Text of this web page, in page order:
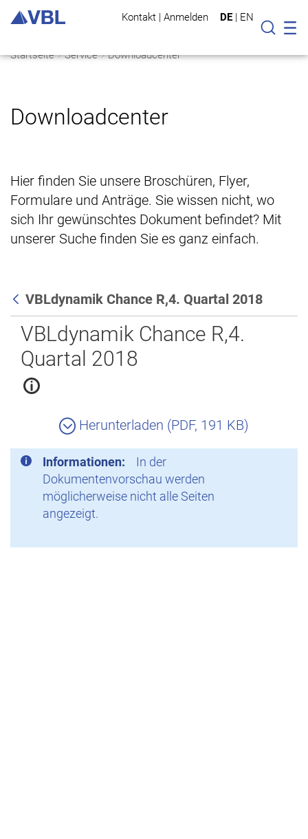
Kontakt | Anmelden DE | EN
Suche
Startseite Service Downloadcenter
Downloadcenter
Hier finden Sie unsere Broschüren, Flyer,
Formulare und Anträge. Sie wissen nicht, wo
sich Ihr gewünschtes Dokument befindet? Mit
unserer Suche finden Sie es ganz einfach.
Zurück
VBLdynamik Chance R,4. Quartal 2018
VBLdynamik Chance R,4.
Quartal 2018
Herunterladen (PDF, 191 KB)
Informationen:
In der
Dokumentenvorschau werden
möglicherweise nicht alle Seiten
angezeigt.